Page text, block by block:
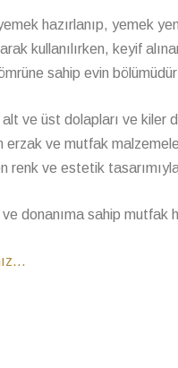
hazırlanıp, yemek
kullanılırken, keyif
sahip evin
alt ve üst dolapları ve
ve mutfak
renk ve estetik
donanıma sahip